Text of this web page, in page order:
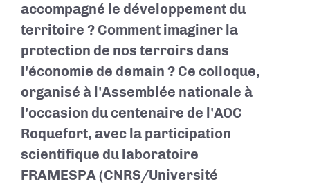
accompagné le développement du
territoire ? Comment imaginer la
protection de nos terroirs dans
l'économie de demain ? Ce colloque,
organisé à l'Assemblée nationale à
l'occasion du centenaire de l'AOC
Roquefort, avec la participation
scientifique du laboratoire
FRAMESPA (CNRS/Université